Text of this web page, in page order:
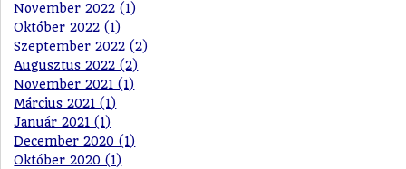
November 2022 (1)
Október 2022 (1)
Szeptember 2022 (2)
Augusztus 2022 (2)
November 2021 (1)
Március 2021 (1)
Január 2021 (1)
December 2020 (1)
Október 2020 (1)